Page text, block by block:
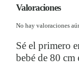
Valoraciones
No hay valoraciones
Sé el primero
bebé de 80 cm